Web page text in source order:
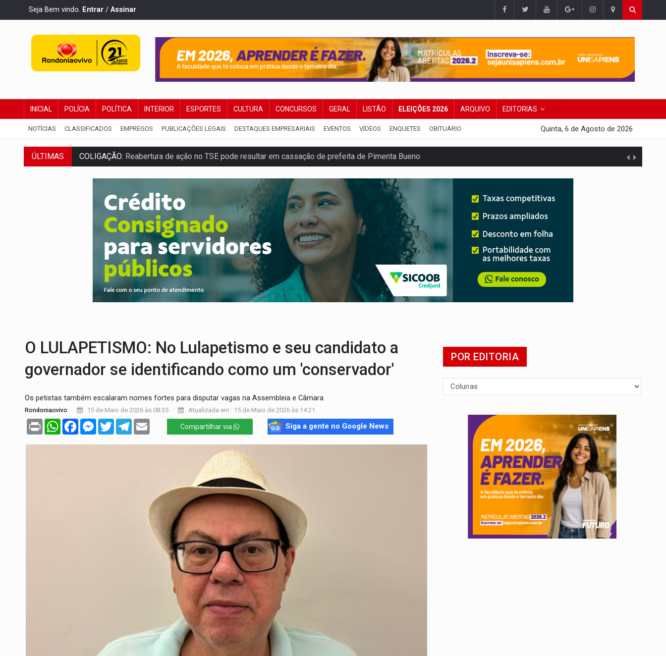
Seja Bem vindo. Entrar / Assinar
INICIAL POLÍCIA POLÍTICA INTERIOR ESPORTES CULTURA CONCURSOS GERAL LISTÃO ELEIÇÕES 2026 ARQUIVO EDITORIAS
NOTÍCIAS CLASSIFICADOS EMPREGOS PUBLICAÇÕES LEGAIS DESTAQUES EMPRESARIAIS EVENTOS VÍDEOS ENQUETES OBITUÁRIO Quinta, 6 de Agosto de 2026
ÚLTIMAS COLIGAÇÃO: Reabertura de ação no TSE pode resultar em cassação de prefeita de Pimenta Bueno
INCLUSÃO:APAE Porto Velho abre inscrições para taekwondo
CLUBE DOS R$ 00,00:21 candidatos declaram patrimônio zero em Rondônia nas eleições de 2026
INTERIOR:Ouro Preto do Oeste realiza Cavalgada da Expo Show Norte neste sábado
DESENVOLVIMENTO:Ideb avança nos anos iniciais do ensino fundamental em Rondônia
VULGO 'UNIÃO':Chefe de facção criminosa é preso durante operação policial
Publicação Legal:CONVOCAÇÃO DAS ELEIÇÕES: SEATER/RO
RO EMPREENDEDORA: 2ª edição da feira começa nesta quinta-feira (6) no Espaço Alternativo
O LULAPETISMO: No Lulapetismo e seu candidato a
governador se identificando como um 'conservador'
Os petistas também escalaram nomes fortes para disputar vagas na Assembleia e Câmara
Rondoniaovivo 15 de Maio de 2026 às 08:35 Atualizada em : 15 de Maio de 2026 às 14:21
Print WhatsAppFacebookMessenger
TwitterTelegram Compartilhar via Siga a gente no Google News
POR EDITORIA